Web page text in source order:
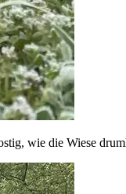
wie die Wiese